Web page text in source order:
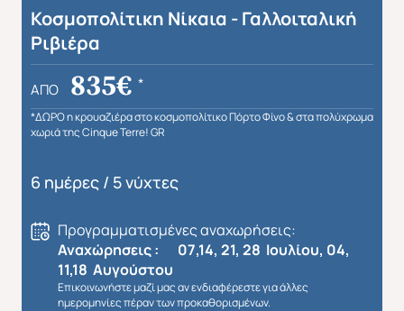
Κοσμοπολίτικη Νίκαια - Γαλλοιταλική
Ριβιέρα
ΑΠΌ 835€ *
*ΔΩΡΟ η κρουαζιέρα στο κοσμοπολίτικο Πόρτο Φίνο & στα πολύχρωμα
χωριά της Cinque Terre! GR
6 ημέρες / 5 νύχτες
Προγραμματισμένες αναχωρήσεις:
Αναχώρησεις : 07,14, 21, 28 Ιουλίου, 04,
11,18 Αυγούστου
Επικοινωνήστε μαζί μας αν ενδιαφέρεστε για άλλες
ημερομηνίες πέραν των προκαθορισμένων.